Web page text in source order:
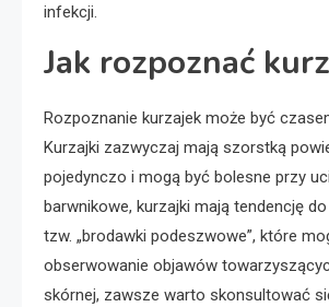
infekcji.
Jak rozpoznać
Rozpoznanie kurzajek może być
Kurzajki zazwyczaj mają szorstką
pojedynczo i mogą być bolesne przy
barwnikowe, kurzajki mają tendencję
tzw. „brodawki podeszwowe”, które
obserwowanie objawów
skórnej, zawsze warto skonsultować